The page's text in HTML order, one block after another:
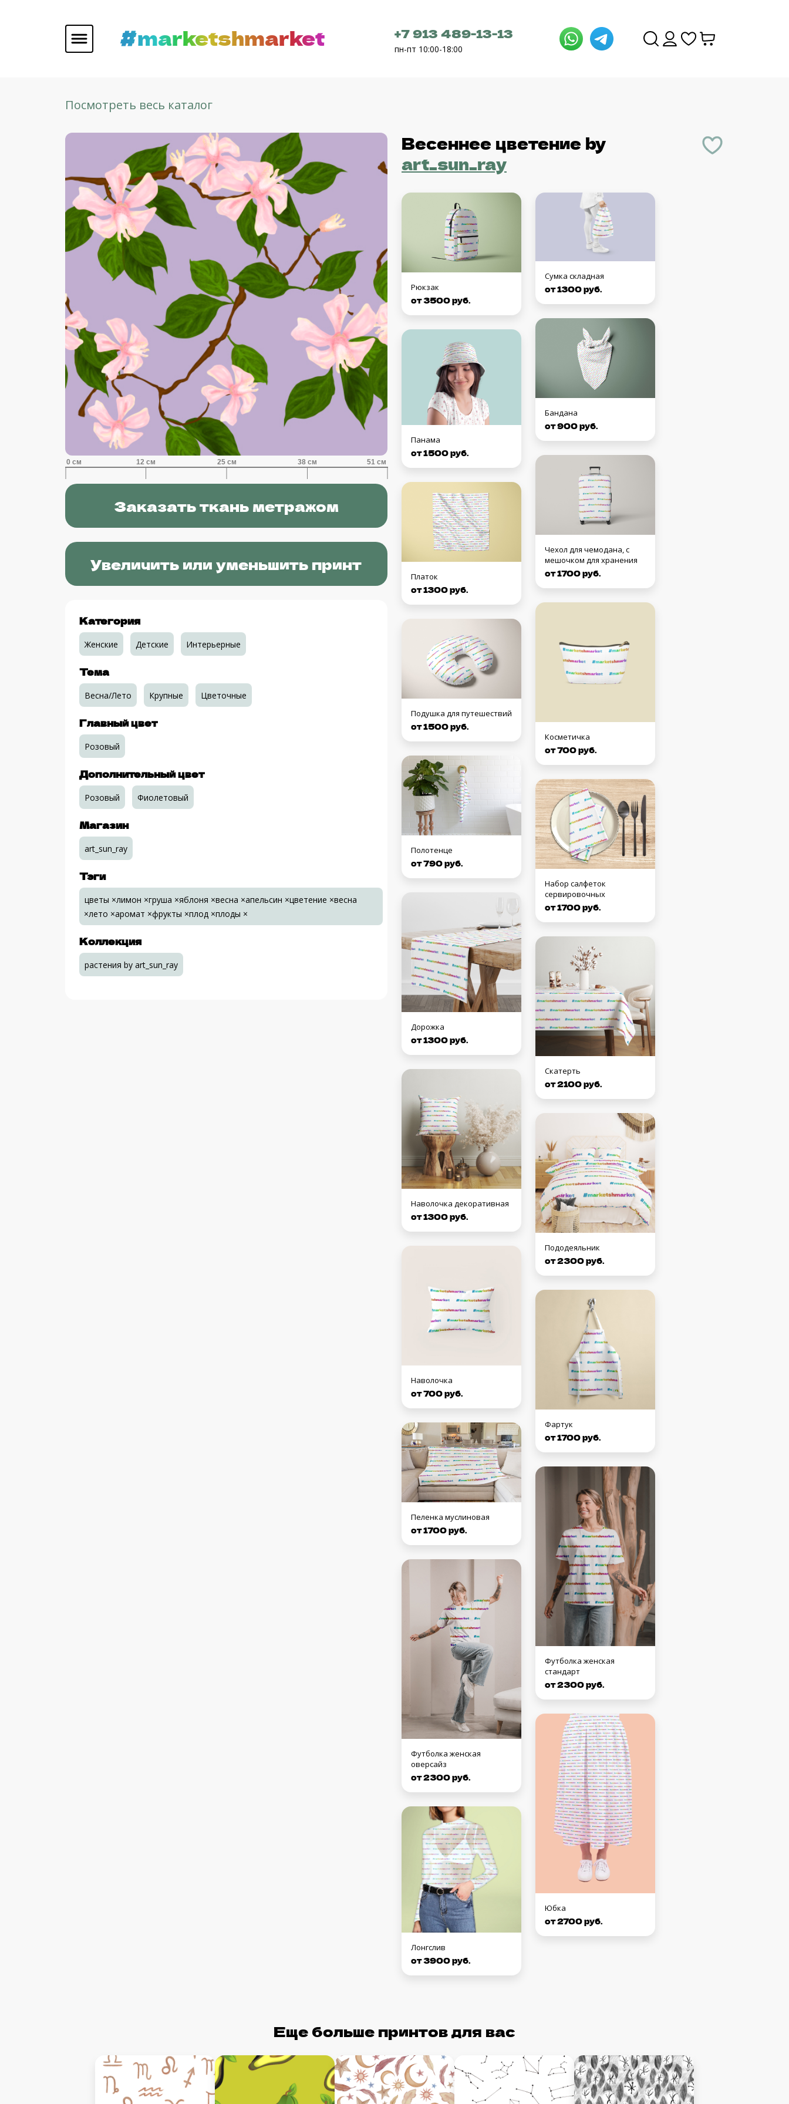
#marketshmarket +7 913 489-13-13
пн-пт 10:00-18:00
Посмотреть весь каталог
Весеннее цветение by
art_sun_ray
Рюкзак
от 3500 руб.
Панама
от 1500 руб.
Платок
от 1300 руб.
Подушка для путешествий
от 1500 руб.
Полотенце
от 790 руб.
Дорожка
от 1300 руб.
Наволочка декоративная
от 1300 руб.
Наволочка
от 700 руб.
Пеленка муслиновая
от 1700 руб.
Футболка женская
оверсайз
от 2300 руб.
Лонгслив
от 3900 руб.
Сумка складная
от 1300 руб.
Бандана
от 900 руб.
Чехол для чемодана, с
мешочком для хранения
от 1700 руб.
Косметичка
от 700 руб.
Набор салфеток
сервировочных
от 1700 руб.
Скатерть
от 2100 руб.
Пододеяльник
от 2300 руб.
Фартук
от 1700 руб.
Футболка женская
стандарт
от 2300 руб.
Юбка
от 2700 руб.
Заказать ткань метражом
Увеличить или уменьшить принт
Категория
Женские Детские Интерьерные
Тема
Весна/Лето Крупные Цветочные
Главный цвет
Розовый
Дополнительный цвет
Розовый Фиолетовый
Магазин
art_sun_ray
Тэги
цветы ×лимон ×груша ×яблоня ×весна ×апельсин ×цветение ×весна
×лето ×аромат ×фрукты ×плод ×плоды ×
Коллекция
растения by art_sun_ray
Еще больше принтов для вас